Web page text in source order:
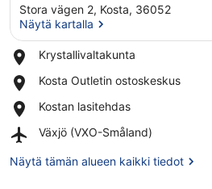
Stora vägen 2, Kosta, 36052
Näytä kartalla
Krystallivaltakunta
Place,
Kosta Outletin ostoskeskus
Place,
Outletin
Kostan lasitehdas
Place,
lasitehdas
Växjö (VXO-Småland)
Airport,
(VXO-
Näytä tämän alueen kaikki tiedot